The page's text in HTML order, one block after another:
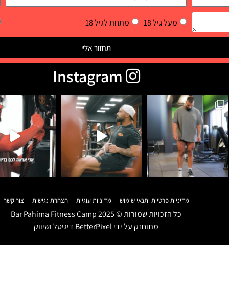
מעל גיל 18 מתחת לגיל 18
תחזור אליי
מדיניות פרטיות ותנאי שימוש מדיניות עוגיות הצהרת נגישות צור קשר
כל הזכויות שמורות © Bar Pahima Fitness Camp2025
מתוחזק על ידיBetterPixel דיגיטל ושיווק